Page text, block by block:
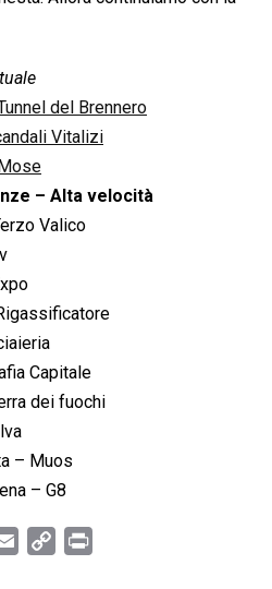
del Brennero
Vitalizi
– Alta velocità
Valico
Capitale
dei fuochi
– Muos
– G8